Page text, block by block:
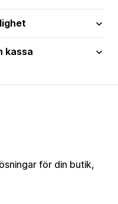
kassa
för din butik,